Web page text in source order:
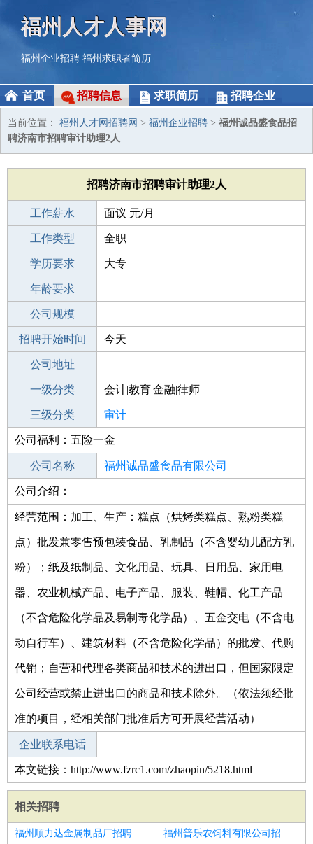
福州人才人事网
福州企业招聘 福州求职者简历
首页 招聘信息 求职简历 招聘企业
当前位置： 福州人才网招聘网 > 福州企业招聘 > 福州诚品盛食品招
聘济南市招聘审计助理2人
招聘济南市招聘审计助理2人
工作薪水 面议 元/月
招聘人数 2人
工作类型 全职
性别要求 -
学历要求 大专
工作经验
年龄要求
工作地点
公司规模
公司电话
招聘开始时间 今天
招聘结束时间
公司地址
一级分类 会计|教育|金融|律师
二级分类 财务/会计
三级分类 审计
其他行业 不限
公司福利：五险一金
公司名称 福州诚品盛食品有限公司
公司类型
公司介绍：
经营范围：加工、生产：糕点（烘烤类糕点、熟粉类糕
点）批发兼零售预包装食品、乳制品（不含婴幼儿配方乳
粉）；纸及纸制品、文化用品、玩具、日用品、家用电
器、农业机械产品、电子产品、服装、鞋帽、化工产品
（不含危险化学品及易制毒化学品）、五金交电（不含电
动自行车）、建筑材料（不含危险化学品）的批发、代购
代销；自营和代理各类商品和技术的进出口，但国家限定
公司经营或禁止进出口的商品和技术除外。（依法须经批
准的项目，经相关部门批准后方可开展经营活动）
企业联系电话
本文链接：http://www.fzrc1.com/zhaopin/5218.html
相关招聘
福州顺力达金属制品厂招聘审计助理
福州普乐农饲料有限公司招聘高级审计师